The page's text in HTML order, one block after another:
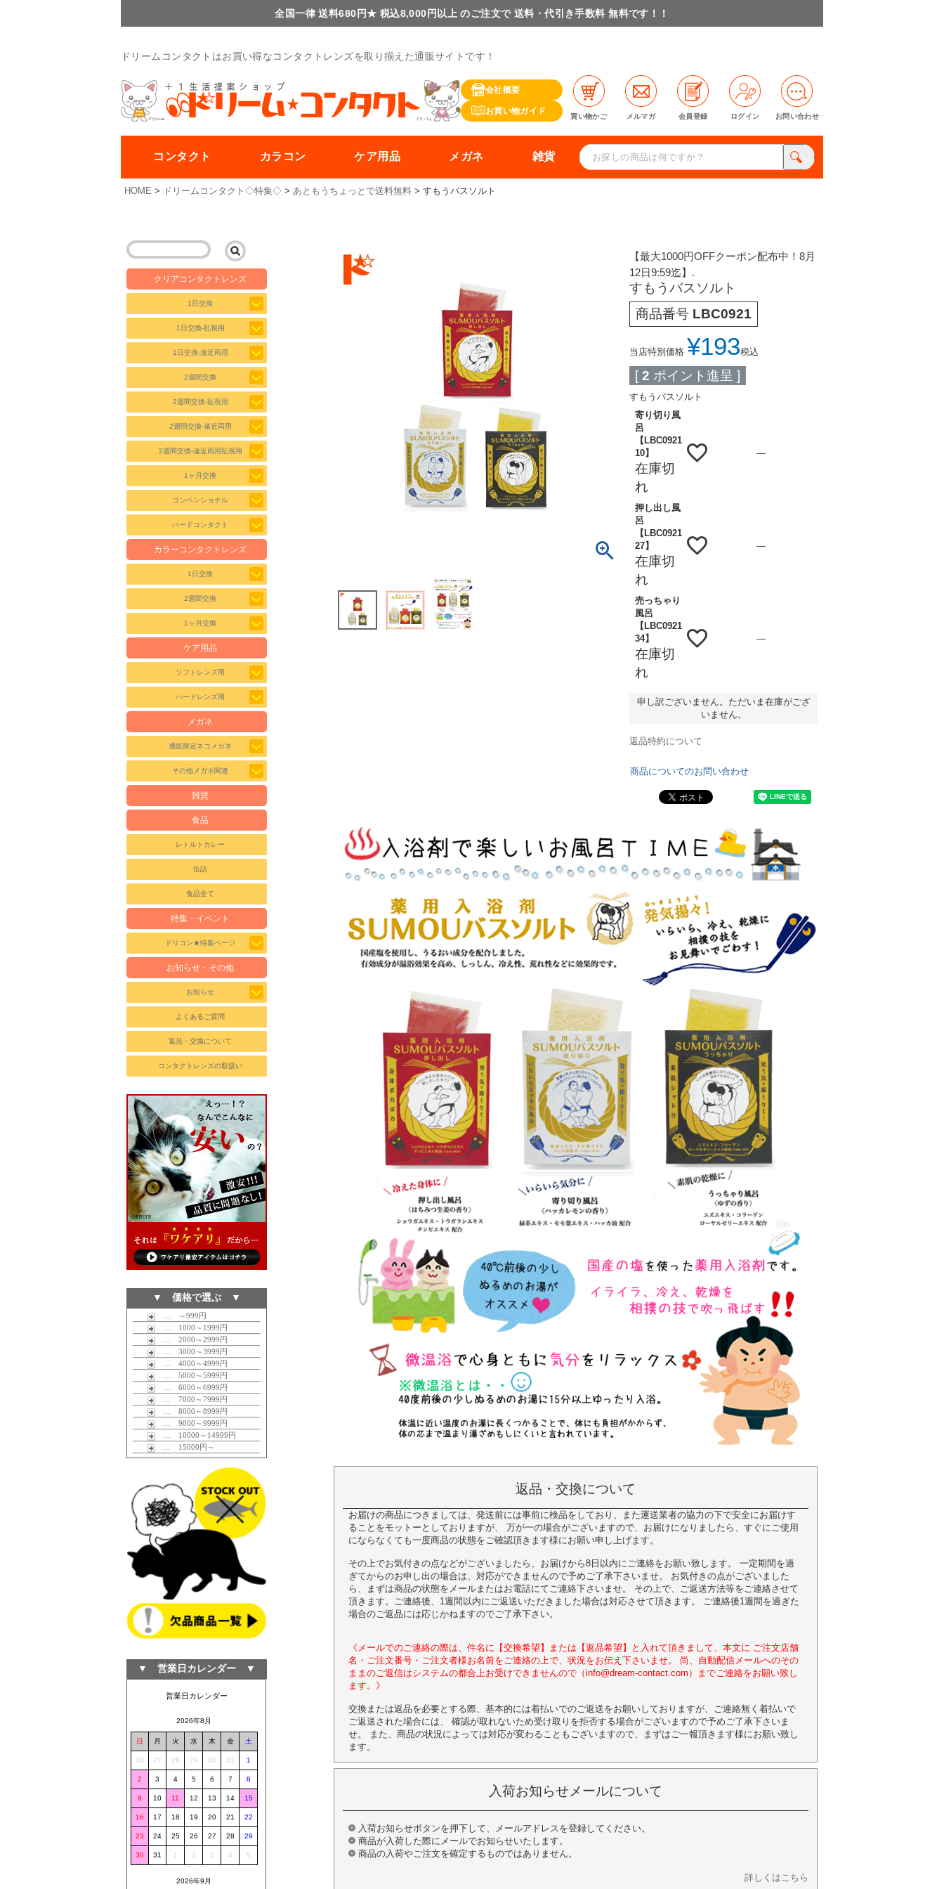
全国一律 送料680円★ 税込8,000円以上 のご注文で 送料・代引き手数料 無料です！！
ドリームコンタクトはお買い得なコンタクトレンズを取り揃えた通販サイトです！
会社概要
お買い物ガイド
買い物かご メルマガ 会員登録 ログイン お問い合わせ
コンタクト カラコン ケア用品 メガネ 雑貨
HOME ドリームコンタクト◇特集◇ あともうちょっとで送料無料 すもうバスソルト
クリアコンタクトレンズ
1日交換
1日交換-乱視用
1日交換-遠近両用
2週間交換
2週間交換-乱視用
2週間交換-遠近両用
2週間交換-遠近両用乱視用
1ヶ月交換
コンベンショナル
ハードコンタクト
カラーコンタクトレンズ
1日交換
2週間交換
1ヶ月交換
ケア用品
ソフトレンズ用
ハードレンズ用
メガネ
通販限定ネコメガネ
その他メガネ関連
雑貨
食品
レトルトカレー
缶詰
食品全て
特集・イベント
ドリコン★特集ページ
お知らせ・その他
お知らせ
よくあるご質問
返品・交換について
コンタクトレンズの取扱い
▼ 価格で選ぶ ▼
… ～999円
… 1000～1999円
… 2000～2999円
… 3000～3999円
… 4000～4999円
… 5000～5999円
… 6000～6999円
… 7000～7999円
… 8000～8999円
… 9000～9999円
… 10000～14999円
… 15000円～
▼ 営業日カレンダー ▼
営業日カレンダー
2026年8月
日 月 火 水 木 金 土
26 27 28 29 30 31 1
2 3 4 5 6 7 8
9 10 11 12 13 14 15
16 17 18 19 20 21 22
23 24 25 26 27 28 29
30 31 1 2 3 4 5
2026年9月
【最大1000円OFFクーポン配布中！8月
12日9:59迄】.
すもうバスソルト
商品番号 LBC0921
当店特別価格 ¥193税込
[ 2 ポイント進呈 ]
すもうバスソルト
寄り切り風
呂
【LBC0921
10】
在庫切
れ
—
押し出し風
呂
【LBC0921
27】
在庫切
れ
—
売っちゃり
風呂
【LBC0921
34】
在庫切
れ
—
申し訳ございません。ただいま在庫がござ
いません。
返品特約について
商品についてのお問い合わせ
返品・交換について
お届けの商品につきましては、発送前には事前に検品をしており、また運送業者の協力の下で安全にお届けす
ることをモットーとしておりますが、 万が一の場合がございますので、お届けになりましたら、すぐにご使用
にならなくても一度商品の状態をご確認頂きます様にお願い申し上げます。
その上でお気付きの点などがございましたら、お届けから8日以内にご連絡をお願い致します。 一定期間を過
ぎてからのお申し出の場合は、対応ができませんので予めご了承下さいませ。 お気付きの点がございました
ら、まずは商品の状態をメールまたはお電話にてご連絡下さいませ。 その上で、ご返送方法等をご連絡させて
頂きます。ご連絡後、1週間以内にご返送いただきました場合は対応させて頂きます。 ご連絡後1週間を過ぎた
場合のご返品には応じかねますのでご了承下さい。
《メールでのご連絡の際は、件名に【交換希望】または【返品希望】と入れて頂きまして、本文に ご注文店舗
名・ご注文番号・ご注文者様お名前をご連絡の上で、状況をお伝え下さいませ。 尚、自動配信メールへのその
ままのご返信はシステムの都合上お受けできませんので（info@dream-contact.com）までご連絡をお願い致し
ます。》
交換または返品を必要とする際、基本的には着払いでのご返送をお願いしておりますが、ご連絡無く着払いで
ご返送された場合には、 確認が取れないため受け取りを拒否する場合がございますので予めご了承下さいま
せ。 また、商品の状況によっては対応が変わることもございますので、まずはご一報頂きます様にお願い致し
ます。
入荷お知らせメールについて
入荷お知らせボタンを押下して、メールアドレスを登録してください。
商品が入荷した際にメールでお知らせいたします。
商品の入荷やご注文を確定するものではありません。
詳しくはこちら